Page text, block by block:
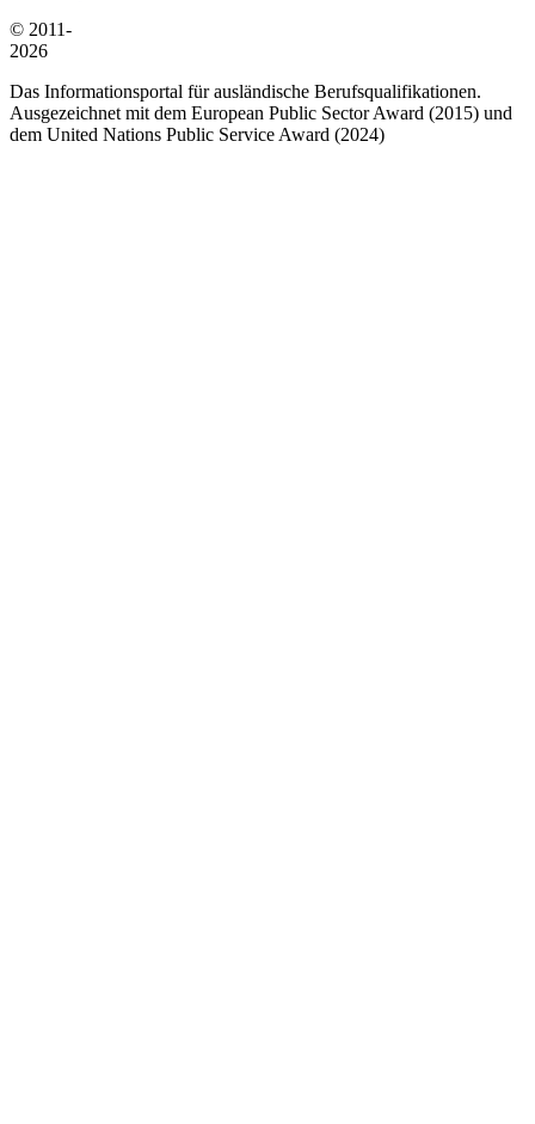
© 2011-
2026
Das Informationsportal für ausländische Berufsqualifikationen.
Ausgezeichnet mit dem European Public Sector Award (2015) und
dem United Nations Public Service Award (2024)